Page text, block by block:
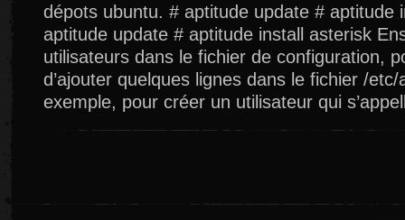
dépots ubuntu. # aptitude update # aptitude
aptitude update # aptitude install asterisk
utilisateurs dans le fichier de configuration,
d’ajouter quelques lignes dans le fichier /
exemple, pour créer un utilisateur qui